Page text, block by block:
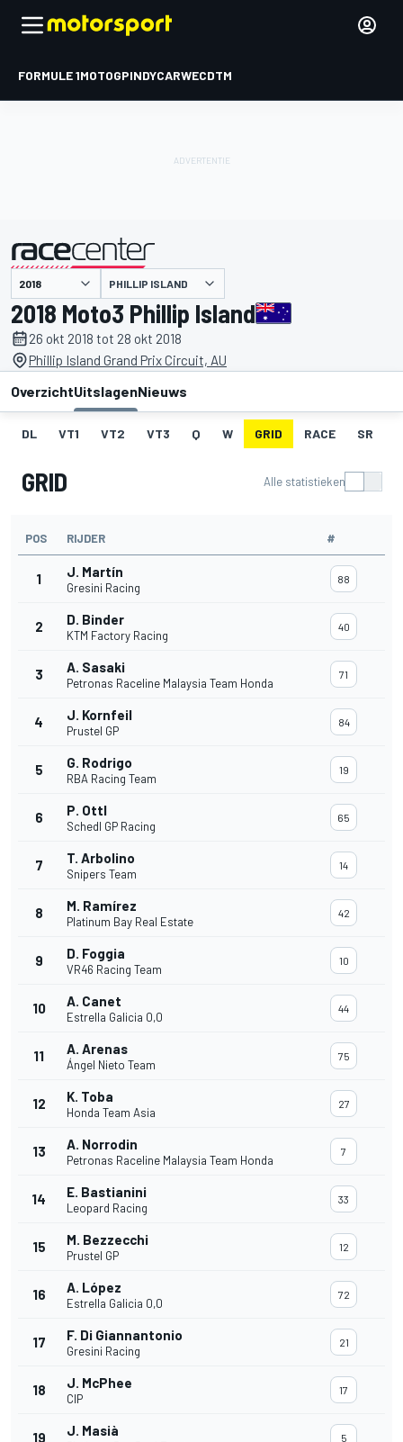
FORMULE 1MOTOGPINDYCARWECDTM
gepresenteerd door PHILLIP ISLAND
2018 Moto3 Phillip Island
26 okt 2018 tot 28 okt 2018
Phillip Island Grand Prix Circuit, AU
OverzichtUitslagenNieuws
DL VT1 VT2 VT3 Q W GRID RACE SR
GRID Alle statistieken
POS RIJDER #
1 J. Martín
Gresini Racing
88
2 D. Binder
KTM Factory Racing
40
3 A. Sasaki
Petronas Raceline Malaysia Team Honda
71
4 J. Kornfeil
Prustel GP
84
5 G. Rodrigo
RBA Racing Team
19
6 P. Ottl
Schedl GP Racing
65
7 T. Arbolino
Snipers Team
14
8 M. Ramírez
Platinum Bay Real Estate
42
9 D. Foggia
VR46 Racing Team
10
10 A. Canet
Estrella Galicia 0,0
44
11 A. Arenas
Ángel Nieto Team
75
12 K. Toba
Honda Team Asia
27
13 A. Norrodin
Petronas Raceline Malaysia Team Honda
7
14 E. Bastianini
Leopard Racing
33
15 M. Bezzecchi
Prustel GP
12
16 A. López
Estrella Galicia 0,0
72
17 F. Di Giannantonio
Gresini Racing
21
18 J. McPhee
CIP
17
19 J. Masià 5